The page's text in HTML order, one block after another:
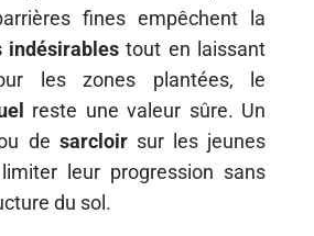
fines empêchent la
indésirables tout en laissant
les zones plantées, le
reste une valeur sûre. Un
de sarcloirsur les jeunes
leur progression sans
du sol.